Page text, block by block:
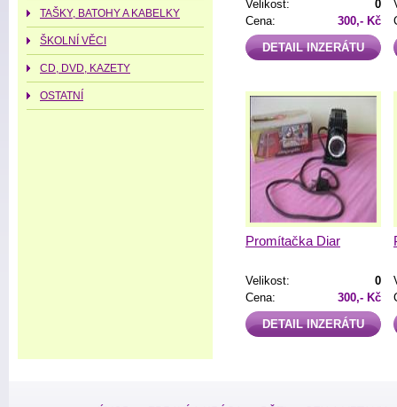
Velikost:
0
Cena:
300,- Kč
DETAIL INZERÁTU
Promítačka Diar
Velikost:
0
Cena:
300,- Kč
DETAIL INZERÁTU
TAŠKY, BATOHY A KABELKY
ŠKOLNÍ VĚCI
CD, DVD, KAZETY
OSTATNÍ